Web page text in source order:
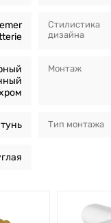
Стилистика
дизайна
Монтаж
Тип монтажа